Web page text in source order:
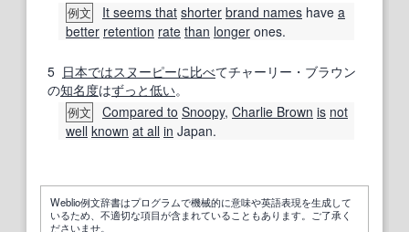
例文 It seems that shorter brand names have a
better retention rate than longer ones.
5 日本ではスヌーピーに比べてチャーリー・ブラウン
の知名度はずっと低い。
例文 Compared to Snoopy, Charlie Brown is not
well known at all in Japan.
Weblio例文辞書はプログラムで機械的に意味や英語表現を生成して
いるため、不適切な項目が含まれていることもあります。ご了承く
ださいませ。